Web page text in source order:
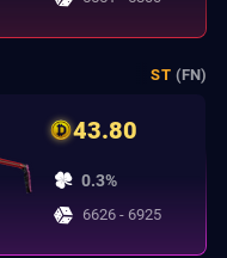
ST (FN)
43.80
0.3%
6626 - 6925